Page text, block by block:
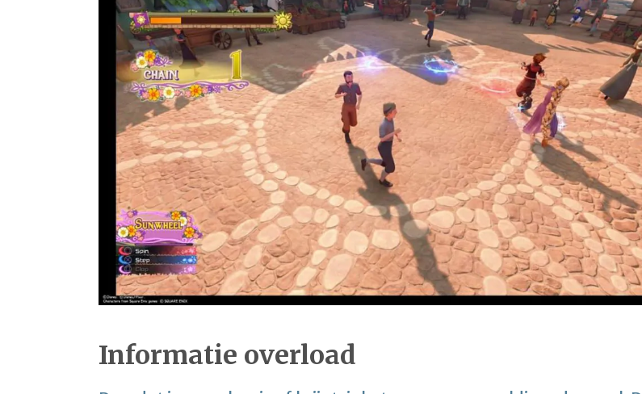
Informatie overload